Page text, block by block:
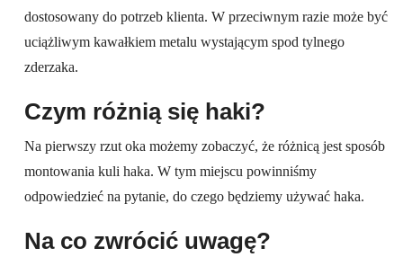
dostosowany do potrzeb klienta. W przeciwnym razie może być
uciążliwym kawałkiem metalu wystającym spod tylnego
zderzaka.
Czym różnią się haki?
Na pierwszy rzut oka możemy zobaczyć, że różnicą jest sposób
montowania kuli haka. W tym miejscu powinniśmy
odpowiedzieć na pytanie, do czego będziemy używać haka.
Na co zwrócić uwagę?